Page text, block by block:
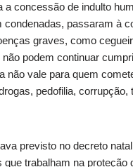
a concessão de indulto
condenadas, passaram à
graves, como
não podem continuar
não vale para quem
pedofilia, corrupção,
previsto no decreto
que trabalham na proteção